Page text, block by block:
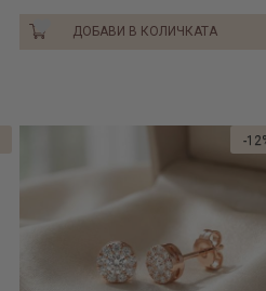
ДОБАВИ В КОЛИЧКАТА
-